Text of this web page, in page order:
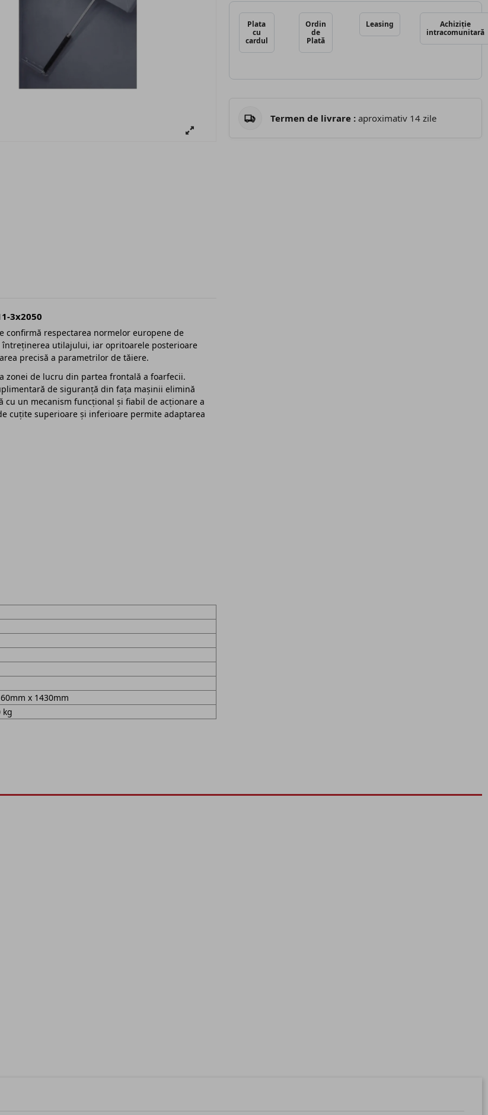
3x2050
confirmă respectarea normelor europene de
întreținerea utilajului, iar opritoarele posterioare
precisă a parametrilor de tăiere.
zonei de lucru din partea frontală a foarfecii.
de siguranță din fața mașinii elimină
un mecanism funcțional și fiabil de acționare a
cuțite superioare și inferioare permite adaptarea
x 1430mm
kg
Plata
cu
cardul
Ordin
de
Plată
Leasing
Achiziție
intracomunitară
Termen de livrare : aproximativ 14 zile